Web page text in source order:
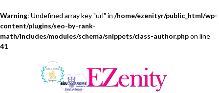
Warning: Undefined array key "url" in /home/ezenityr/public_html/wp-
content/plugins/seo-by-rank-
math/includes/modules/schema/snippets/class-author.phpon line
41